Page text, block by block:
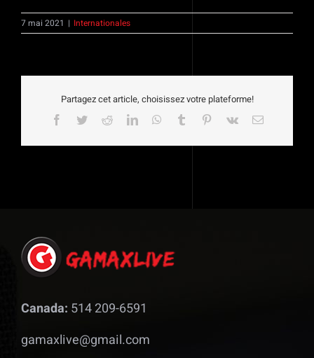
7 mai 2021 | Internationales
Partagez cet article, choisissez votre plateforme!
Facebook
TwitterRedditLinkedInWhatsApp
Tumblr Pinterest
Vk Email
Canada: 514 209-6591
gamaxlive@gmail.com